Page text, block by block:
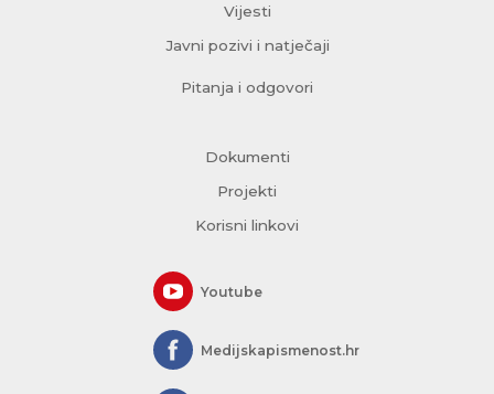
Vijesti
Javni pozivi i natječaji
Pitanja i odgovori
Dokumenti
Projekti
Korisni linkovi
Youtube
Medijskapismenost.hr